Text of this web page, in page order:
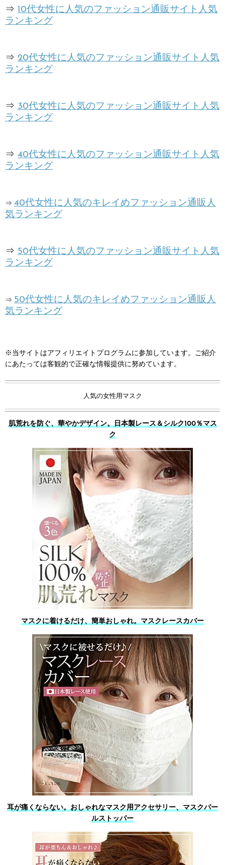
⇒ 10代女性に人気のファッション通販サイト人気
ランキング
⇒ 20代女性に人気のファッション通販サイト人気
ランキング
⇒ 30代女性に人気のファッション通販サイト人気
ランキング
⇒ 40代女性に人気のファッション通販サイト人気
ランキング
⇒ 40代女性に人気のキレイめファッション通販人
気ランキング
⇒ 50代女性に人気のファッション通販サイト人気
ランキング
⇒ 50代女性に人気のキレイめファッション通販人
気ランキング
※当サイトはアフィリエイトプログラムに参加しています。ご紹介
にあたっては客観的で正確な情報提供に努めています。
人気の女性用マスク
肌荒れを防ぐ、華やかデザイン。日本製レース＆シルク100％マス
ク
マスクに着けるだけ、簡単おしゃれ。マスクレースカバー
耳が痛くならない。おしゃれなマスク用アクセサリー、マスクパー
ルストッパー